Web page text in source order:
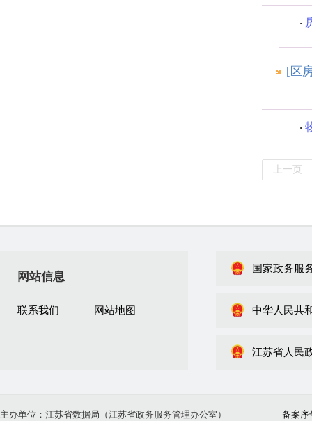
[区
上一页
网站信息
联系我们 网站地图
国家政务服
中华人民共
江苏省人民
主办单位：江苏省数据局（江苏省政务服务管理办公室） 备案序